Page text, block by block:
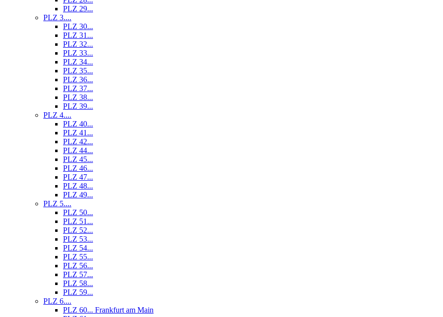
PLZ 29...
PLZ 3....
PLZ 30...
PLZ 31...
PLZ 32...
PLZ 33...
PLZ 34...
PLZ 35...
PLZ 36...
PLZ 37...
PLZ 38...
PLZ 39...
PLZ 4....
PLZ 40...
PLZ 41...
PLZ 42...
PLZ 44...
PLZ 45...
PLZ 46...
PLZ 47...
PLZ 48...
PLZ 49...
PLZ 5....
PLZ 50...
PLZ 51...
PLZ 52...
PLZ 53...
PLZ 54...
PLZ 55...
PLZ 56...
PLZ 57...
PLZ 58...
PLZ 59...
PLZ 6....
PLZ 60... Frankfurt am Main